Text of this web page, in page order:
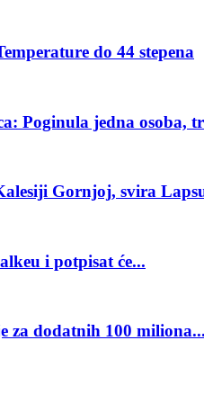
do 44 stepena
Poginula jedna osoba,
Gornjoj, svira
i potpisat će...
za dodatnih 100 miliona...